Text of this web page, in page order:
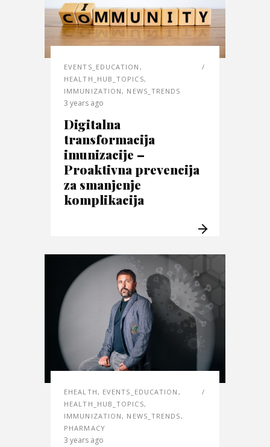
EVENTS_EDUCATION ,
HEALTH_HUB_TOPICS,
IMMUNIZATION , NEWS_TRENDS
3 years ago
Digitalna
transformacija
imunizacije –
Proaktivna prevencija
za smanjenje
komplikacija
EHEALTH, EVENTS_EDUCATION ,
HEALTH_HUB_TOPICS,
IMMUNIZATION, NEWS_TRENDS,
PHARMACY
3 years ago